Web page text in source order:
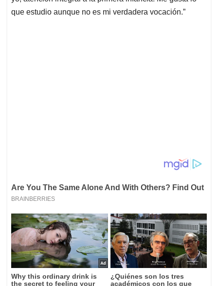
que estudio aunque no es mi verdadera vocación.”